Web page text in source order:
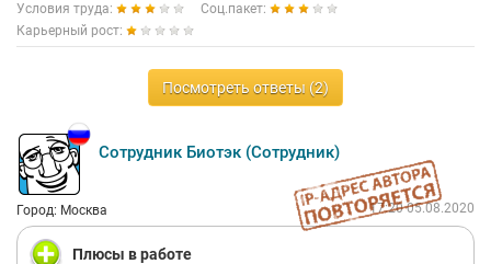
Условия труда:
Соц.пакет:
Карьерный рост:
Посмотреть ответы (2)
Сотрудник Биотэк (Сотрудник)
Город: Москва 17:20 05.08.2020
Плюсы в работе